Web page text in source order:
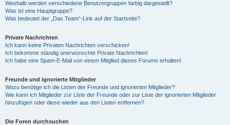
Weshalb werden verschiedene Benutzergruppen farbig dargestellt?
Was ist eine Hauptgruppe?
Was bedeutet der „Das Team“-Link auf der Startseite?
Private Nachrichten
Ich kann keine Privaten Nachrichten verschicken!
Ich bekomme ständig unerwünschte Private Nachrichten!
Ich habe eine Spam-E-Mail von einem Mitglied dieses Forums erhalten!
Freunde und ignorierte Mitglieder
Wozu benötige ich die Listen der Freunde und ignorierten Mitglieder?
Wie kann ich Mitglieder zur Liste der Freunde oder zur Liste der ignorierten Mitglieder
hinzufügen oder diese wieder aus den Listen entfernen?
Die Foren durchsuchen